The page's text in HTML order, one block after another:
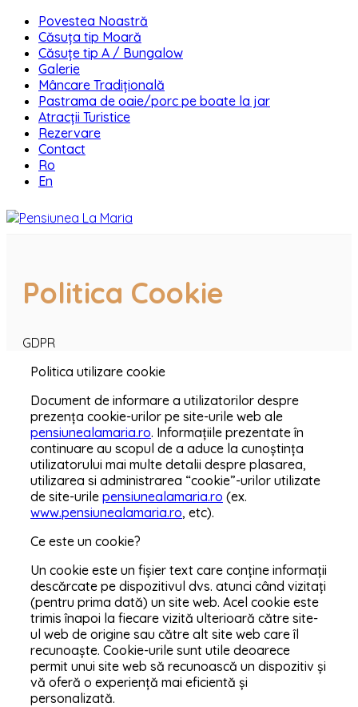
Povestea Noastră
Căsuța tip Moară
Căsuțe tip A / Bungalow
Galerie
Mâncare Tradițională
Pastrama de oaie/porc pe boate la jar
Atracții Turistice
Rezervare
Contact
Ro
En
Politica Cookie
GDPR
Politica utilizare cookie
Document de informare a utilizatorilor despre
prezența cookie-urilor pe site-urile web ale
pensiunealamaria.ro. Informațiile prezentate în
continuare au scopul de a aduce la cunoștința
utilizatorului mai multe detalii despre plasarea,
utilizarea si administrarea “cookie”-urilor utilizate
de site-urile pensiunealamaria.ro (ex.
www.pensiunealamaria.ro, etc).
Ce este un cookie?
Un cookie este un fișier text care conține informații
descărcate pe dispozitivul dvs. atunci când vizitați
(pentru prima dată) un site web. Acel cookie este
trimis înapoi la fiecare vizită ulterioară către site-
ul web de origine sau către alt site web care îl
recunoaște. Cookie-urile sunt utile deoarece
permit unui site web să recunoască un dispozitiv și
vă oferă o experiență mai eficientă și
personalizată.